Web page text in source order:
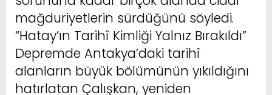
mağduriyetlerin sürdüğünü söyledi.
“Hatay’ın Tarihî Kimliği Yalnız Bırakıldı”
Depremde Antakya’daki tarihî
alanların büyük bölümünün yıkıldığını
hatırlatan Çalışkan, yeniden